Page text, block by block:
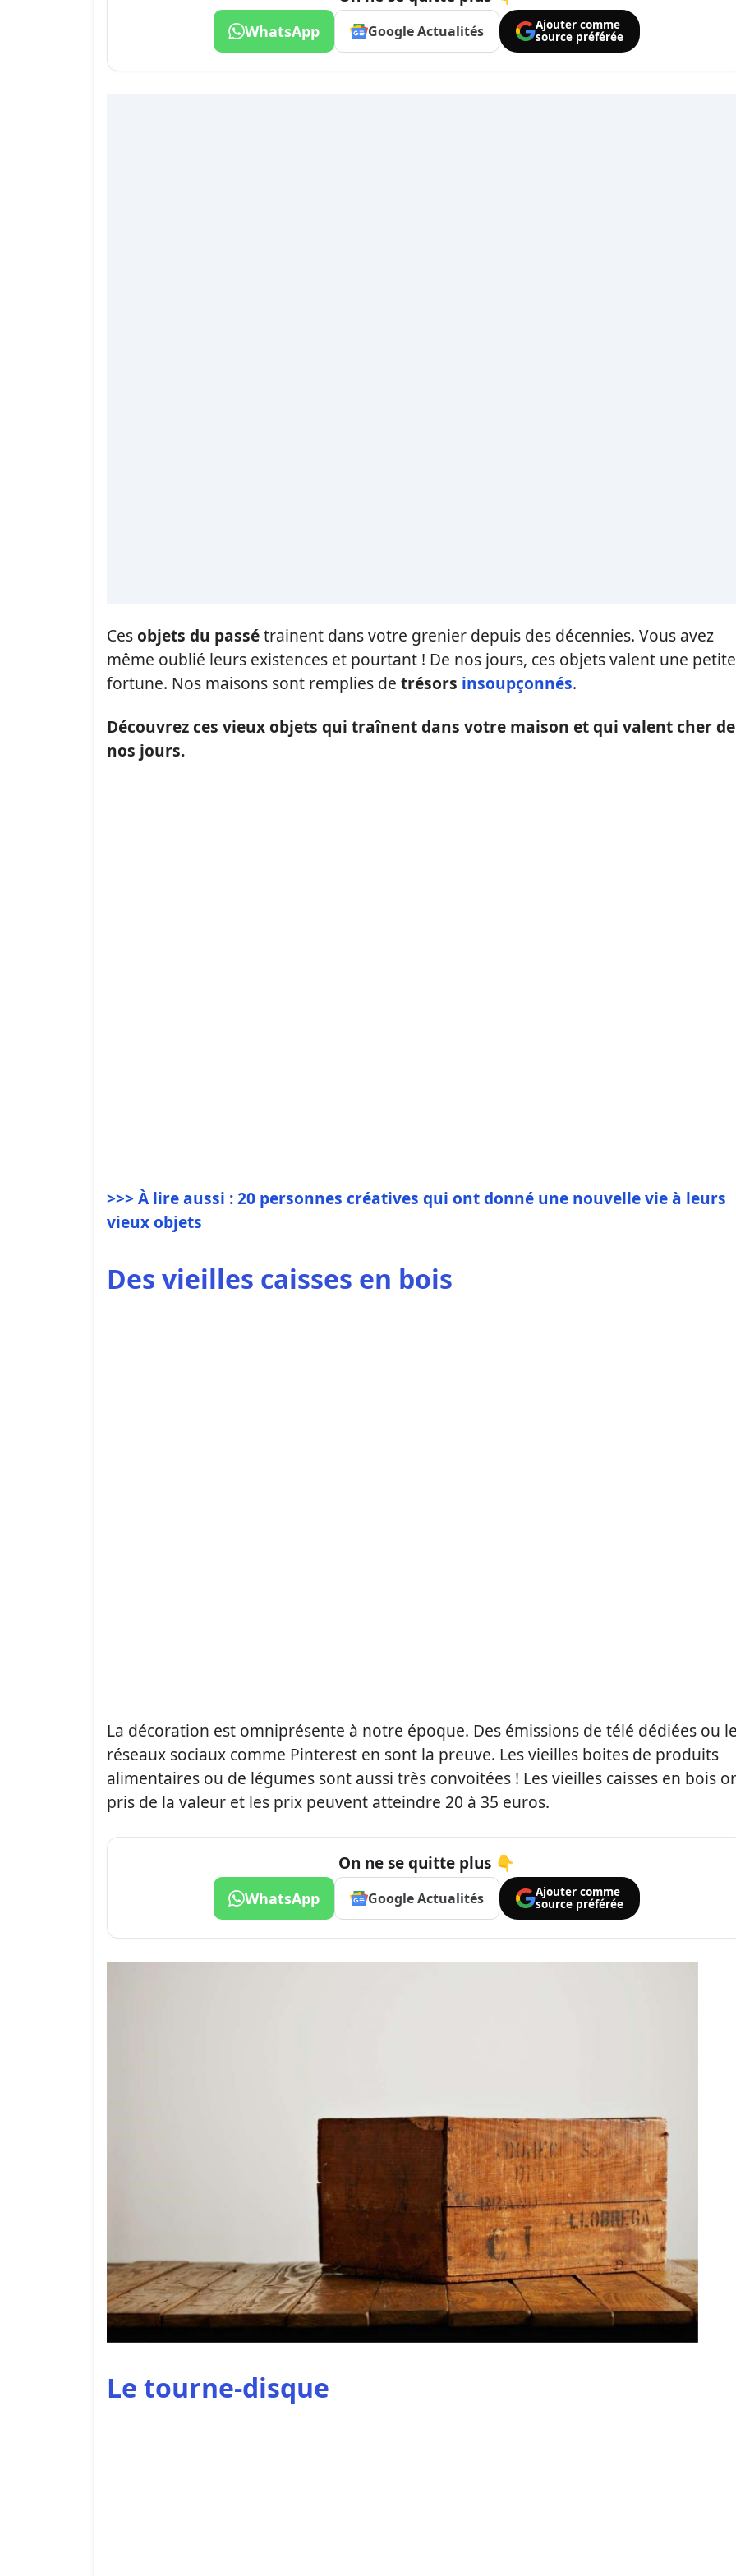
WhatsApp Google Actualités
Ajouter comme
source préférée
Cesobjets du passétrainent dans votre grenier depuis des décennies. Vous avez
même oublié leurs existences et pourtant ! De nos jours, ces objets valent une petite
fortune. Nos maisons sont remplies de trésors insoupçonnés.
Découvrez ces vieux objets qui traînent dans votre maison et qui valent cher de
nos jours.
>>> À lire aussi : 20 personnes créatives qui ont donné une nouvelle vie à leurs
vieux objets
Des vieilles caisses en bois
La décoration est omniprésente à notre époque. Des émissions de télé dédiées ou
réseaux sociaux comme Pinterest en sont la preuve. Les vieilles boites de produits
alimentaires ou de légumes sont aussi très convoitées ! Les vieilles caisses en bois
pris de la valeur et les prix peuvent atteindre 20 à 35 euros.
On ne se quitte plus 👇
WhatsApp Google Actualités
Ajouter comme
source préférée
Le tourne-disque